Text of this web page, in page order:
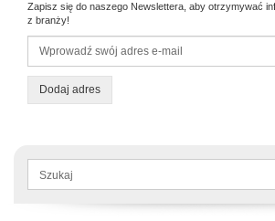
Zapisz się do naszego Newslettera, aby otrzymywać
z branży!
Dodaj adres
Formularz
wyszukiwania